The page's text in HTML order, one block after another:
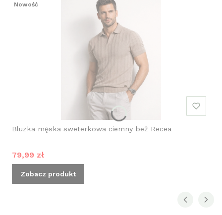
Nowość
Bluzka męska sweterkowa ciemny beż Recea
Cena promocyjna
79,99 zł
Zobacz produkt